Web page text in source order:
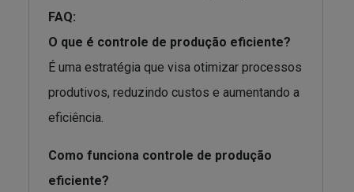
FAQ:
O que é controle de produção eficiente?
É uma estratégia que visa otimizar processos
produtivos, reduzindo custos e aumentando a
eficiência.
Como funciona controle de produção
eficiente?